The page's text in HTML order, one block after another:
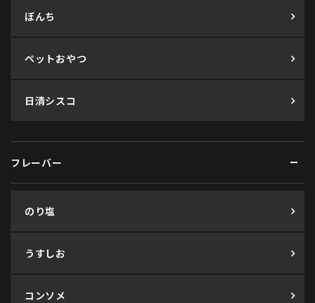
ぼんち
ペットおやつ
日清シスコ
フレーバー
のり塩
うすしお
コンソメ